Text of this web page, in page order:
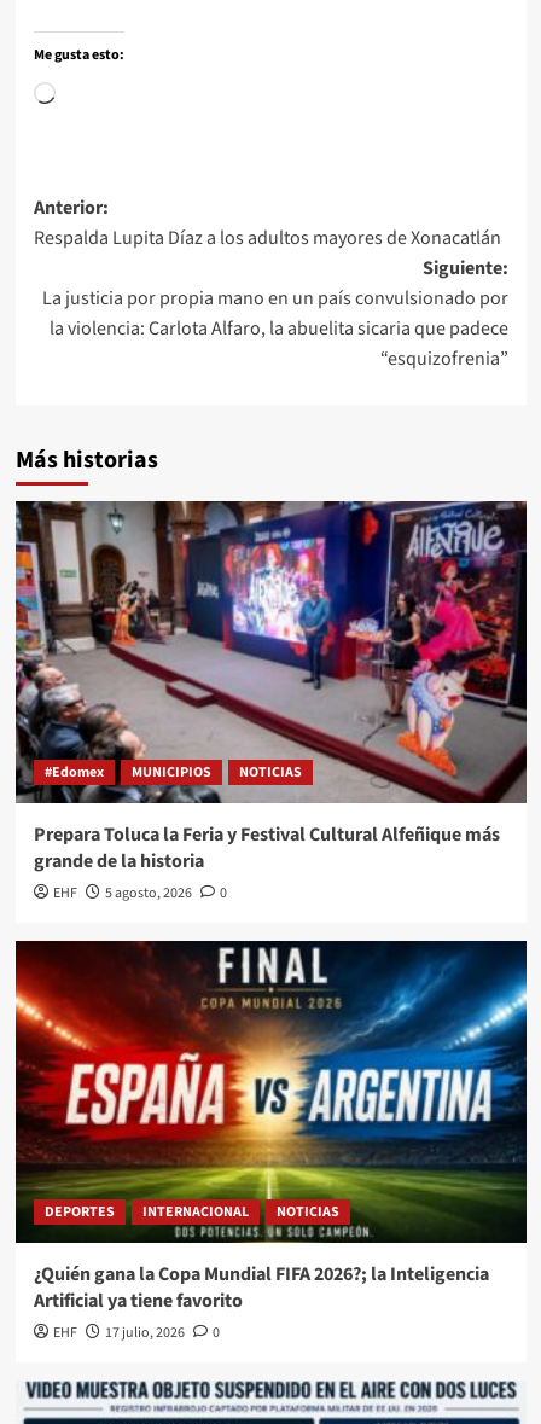
Me gusta esto:
Anterior:
Respalda Lupita Díaz a los adultos mayores de Xonacatlán
Siguiente:
La justicia por propia mano en un país convulsionado por
la violencia: Carlota Alfaro, la abuelita sicaria que padece
“esquizofrenia”
Más historias
#Edomex MUNICIPIOS NOTICIAS
Prepara Toluca la Feria y Festival Cultural Alfeñique más
grande de la historia
EHF 5 agosto, 2026 0
DEPORTES INTERNACIONAL NOTICIAS
¿Quién gana la Copa Mundial FIFA 2026?; la Inteligencia
Artificial ya tiene favorito
EHF 17 julio, 2026 0